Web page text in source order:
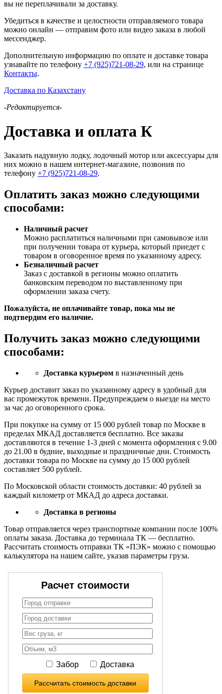
вы не переплачивали за доставку.
Убедиться в качестве и целостности отправляемого товара
можно онлайн — отправим фото или видео заказа в любой
мессенджер.
Дополнительную информацию по оплате и доставке товара
узнавайте по телефону +7 (925)721-08-29, или на странице
Контакты.
Доставка по Казахстану
-Редактируется-
Доставка и оплата К
Заказать надувную лодку, лодочный мотор или аксессуары для
них можно в нашем интернет-магазине, позвонив по
телефону +7 (925)721-08-29.
Оплатить заказ можно следующими
способами:
Наличный расчет
Можно расплатиться наличными при самовывозе или
при получении товара от курьера, который приедет с
товаром в оговоренное время по указанному адресу.
Безналичный расчет
Заказ c доставкой в регионы можно оплатить
банковским переводом по выставленному при
оформлении заказа счету.
Пожалуйста, не оплачивайте товар, пока мы не
подтвердим его наличие.
Получить заказ можно следующими
способами:
Доставка курьером в назначенный день
Курьер доставит заказ по указанному адресу в удобный для
вас промежуток времени. Предупреждаем о выезде на место
за час до оговоренного срока.
При покупке на сумму от 15 000 рублей товар по Москве в
пределах МКАД доставляется бесплатно. Все заказы
доставляются в течение 1-3 дней с момента оформления с 9.00
до 21.00 в будние, выходные и праздничные дни. Стоимость
доставки товара по Москве на сумму до 15 000 рублей
составляет 500 рублей.
По Московской области стоимость доставки: 40 рублей за
каждый километр от МКАД до адреса доставки.
Доставка в регионы
Товар отправляется через транспортные компании после 100%
оплаты заказа. Доставка до терминала ТК — бесплатно.
Рассчитать стоимость отправки ТК «ПЭК» можно с помощью
калькулятора на нашем сайте, указав параметры груза.